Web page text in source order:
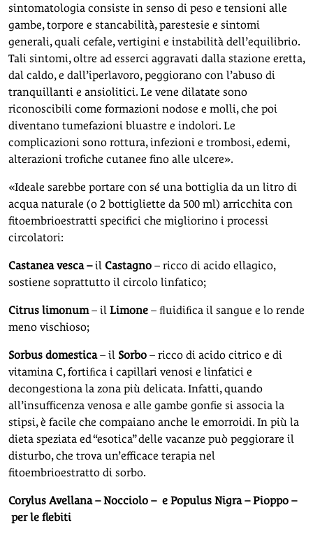
sintomatologia consiste in senso di peso e tensioni alle
gambe, torpore e stancabilità, parestesie e sintomi
generali, quali cefale, vertigini e instabilità dell’equilibrio.
Tali sintomi, oltre ad esserci aggravati dalla stazione eretta,
dal caldo, e dall’iperlavoro, peggiorano con l’abuso di
tranquillanti e ansiolitici. Le vene dilatate sono
riconoscibili come formazioni nodose e molli, che poi
diventano tumefazioni bluastre e indolori. Le
complicazioni sono rottura, infezioni e trombosi, edemi,
alterazioni trofiche cutanee fino alle ulcere».
«Ideale sarebbe portare con sé una bottiglia da un litro di
acqua naturale (o 2 bottigliette da 500 ml) arricchita con
fitoembrioestratti specifici che migliorino i processi
circolatori:
Castanea vesca –il Castagno – ricco di acido ellagico,
sostiene soprattutto il circolo linfatico;
Citrus limonum– il Limone – ﬂuidiﬁca il sangue e lo rende
meno vischioso;
Sorbus domestica– il Sorbo – ricco di acido citrico e di
vitamina C, fortiﬁca i capillari venosi e linfatici e
decongestiona la zona più delicata. Infatti, quando
all’insufficenza venosa e alle gambe gonfie si associa la
stipsi, è facile che compaiano anche le emorroidi. In più la
dieta speziata ed “esotica” delle vacanze può peggiorare il
disturbo, che trova un’efficace terapia nel
fitoembrioestratto di sorbo.
Corylus Avellana – Nocciolo – e Populus Nigra – Pioppo –
per le flebiti